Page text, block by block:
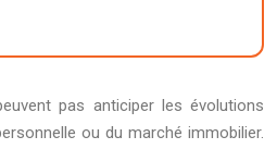
pas anticiper les évolutions
ou du marché immobilier.